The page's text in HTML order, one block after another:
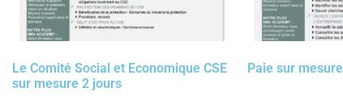
Le Comité Social et Economique CSE
sur mesure 2 jours
Paie sur mesure